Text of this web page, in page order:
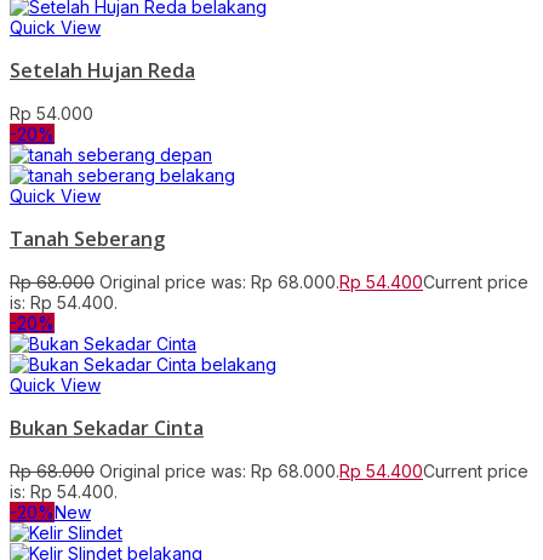
Quick View
Setelah Hujan Reda
Rp 54.000
-20%
Quick View
Tanah Seberang
Rp68.000 Original price was: Rp 68.000.Rp 54.400Current price
is: Rp 54.400.
-20%
Quick View
Bukan Sekadar Cinta
Rp68.000 Original price was: Rp 68.000.Rp 54.400Current price
is: Rp 54.400.
-20%New